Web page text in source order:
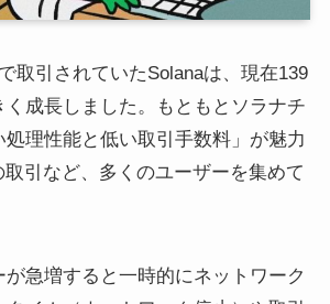
取引されていたSolanaは、現在139
く成長しました。もともとソラナチ
処理性能と低い取引手数料」が魅力
取引など、多くのユーザーを集めて
が急増すると一時的にネットワーク